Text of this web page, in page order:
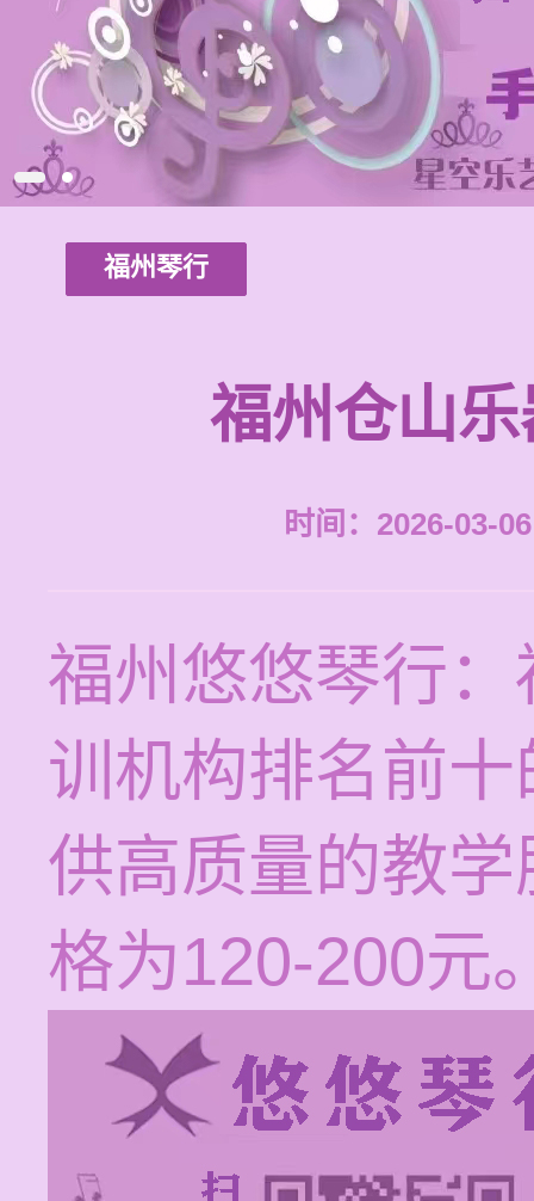
福州琴行
福州仓山
时间：2026-03-
福州悠悠琴行
训机构排名前
供高质量的教
格为120-200元